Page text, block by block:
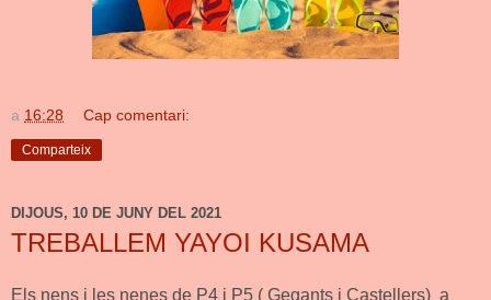
a 16:28 Cap comentari:
Comparteix
DIJOUS, 10 DE JUNY DEL 2021
TREBALLEM YAYOI KUSAMA
Els nens i les nenes de P4 i P5 ( Gegants i Castellers) a